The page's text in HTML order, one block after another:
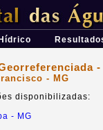
de Minas - Uma
- MG
disponibilizadas:
- MG